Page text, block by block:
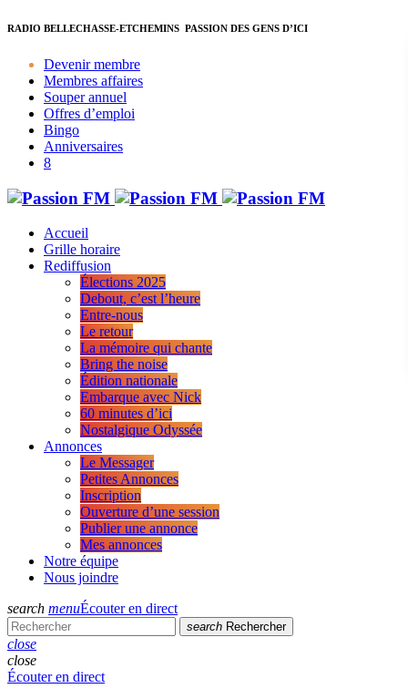
RADIO BELLECHASSE-ETCHEMINS PASSION DES GENS D’ICI
Devenir membre
Membres affaires
Souper annuel
Offres d’emploi
Bingo
Anniversaires
Accueil
Grille horaire
Rediffusion
Élections 2025
Debout, c’est l’heure
Entre-nous
Le retour
La mémoire qui chante
Bring the noise
Édition nationale
Embarque avec Nick
60 minutes d’ici
Nostalgique Odyssée
Annonces
Le Messager
Petites Annonces
Inscription
Ouverture d’une session
Publier une annonce
Mes annonces
Notre équipe
Nous joindre
search menuÉcouter en direct
search Rechercher
close
close
Écouter en direct